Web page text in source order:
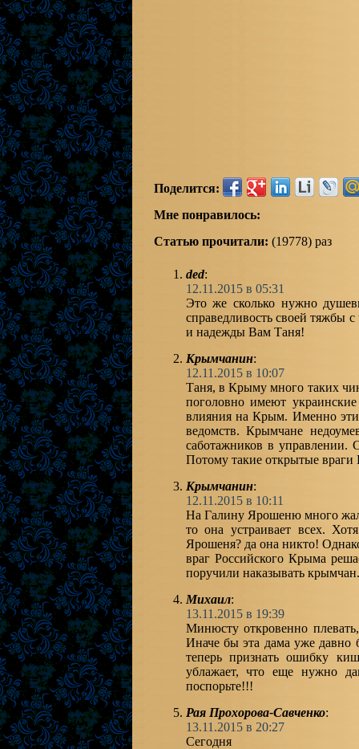
Поделится:
Мне понравилось:
Статью прочитали: (19778) раз
ded:
12.11.2015 в 05:31
Это же сколько нужно
справедливость своей
и надежды Вам Таня!
Крымчанин:
12.11.2015 в 10:07
Таня, в Крыму много таких
поголовно имеют
влияния на Крым. Именно эти
ведомств. Крымчане
саботажников в управлении.
Потому такие открытые
Крымчанин:
12.11.2015 в 10:11
На Галину Ярошеню много
то она устраивает всех.
Ярошеня? да она никто!
враг Российского Крыма
поручили наказывать
Михаил:
13.11.2015 в 19:39
Минюсту откровенно
Иначе бы эта дама уже давно
теперь признать ошибку
ублажает, что еще нужно
поспорьте!!!
Рая Прохорова-Савченко:
13.11.2015 в 20:27
Сегодня